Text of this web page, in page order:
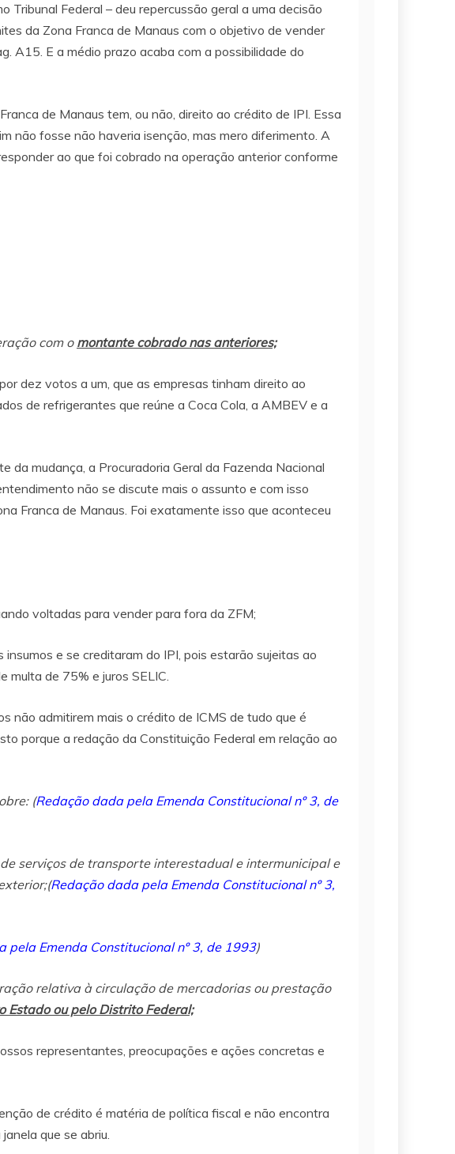
Tribunal Federal – deu repercussão geral a uma decisão
da Zona Franca de Manaus com o objetivo de vender
A15. E a médio prazo acaba com a possibilidade do
de Manaus tem, ou não, direito ao crédito de IPI. Essa
não fosse não haveria isenção, mas mero diferimento. A
ao que foi cobrado na operação anterior conforme
com o montante cobrado nas anteriores;
dez votos a um, que as empresas tinham direito ao
de refrigerantes que reúne a Coca Cola, a AMBEV e a
da mudança, a Procuradoria Geral da Fazenda Nacional
não se discute mais o assunto e com isso
Franca de Manaus. Foi exatamente isso que aconteceu
voltadas para vender para fora da ZFM;
e se creditaram do IPI, pois estarão sujeitas ao
multa de 75% e juros SELIC.
não admitirem mais o crédito de ICMS de tudo que é
porque a redação da Constituição Federal em relação ao
(Redação dada pela Emenda Constitucional nº 3, de
serviços de transporte interestadual e intermunicipal e
(Redação dada pela Emenda Constitucional nº 3,
pela Emenda Constitucional nº 3, de 1993)
relativa à circulação de mercadorias ou prestação
Estado ou pelo Distrito Federal;
representantes, preocupações e ações concretas e
de crédito é matéria de política fiscal e não encontra
que se abriu.